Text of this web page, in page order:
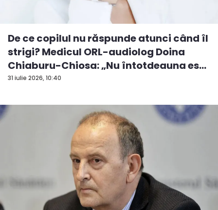
31 iulie 2026, 10:40
De ce copilul nu răspunde atunci când îl
strigi? Medicul ORL-audiolog Doina
Chiaburu-Chiosa: „Nu întotdeauna es...